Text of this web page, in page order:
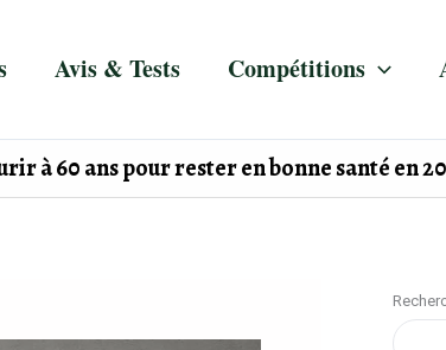
Avis & Tests Compétitions
à 60 ans pour rester en bonne santé en